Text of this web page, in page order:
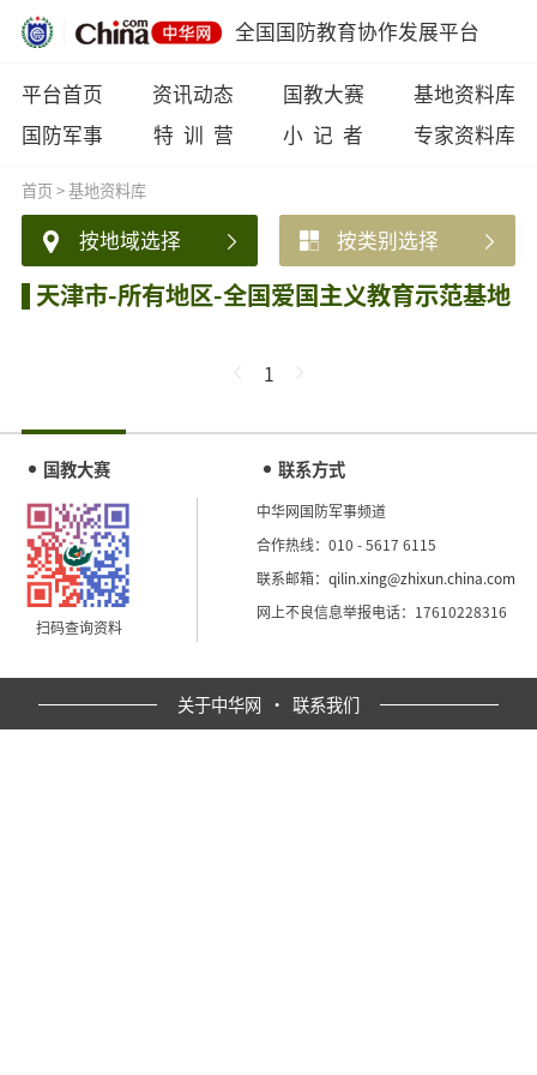
全国国防教育协作发展平台
平台首页 资讯动态 国教大赛
基地资料库
国防军事
特 训 营 小 记 者 专家资料库
首页>基地资料库
按地域选择 按类别选择
天津市-所有地区-全国爱国主义教育示范基地
1
国教大赛
扫码查询资料
联系方式
中华网国防军事频道
合作热线：010 - 5617 6115
联系邮箱：qilin.xing@zhixun.china.com
网上不良信息举报电话：17610228316
关于中华网 · 联系我们